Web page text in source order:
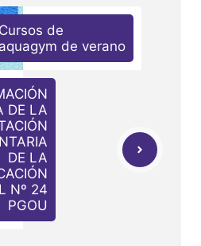
Cursos de
aquagym de verano
DE LA
DE LA
Nº 24
PGOU